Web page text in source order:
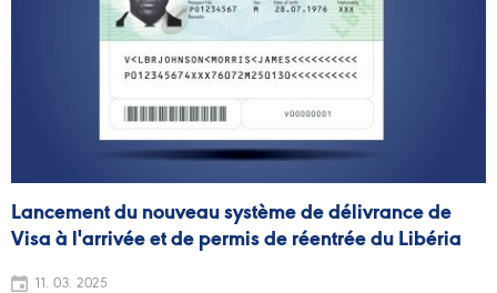
Lancement du nouveau système de délivrance de
Visa à l'arrivée et de permis de réentrée du Libéria
11. 03. 2025